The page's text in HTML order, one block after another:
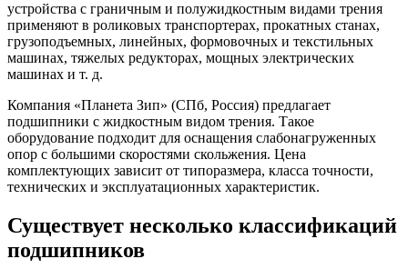
устройства с граничным и полужидкостным видами трения
применяют в роликовых транспортерах, прокатных станах,
грузоподъемных, линейных, формовочных и текстильных
машинах, тяжелых редукторах, мощных электрических
машинах и т. д.
Компания «Планета Зип» (СПб, Россия) предлагает
подшипники с жидкостным видом трения. Такое
оборудование подходит для оснащения слабонагруженных
опор с большими скоростями скольжения. Цена
комплектующих зависит от типоразмера, класса точности,
технических и эксплуатационных характеристик.
Существует несколько классификаций
подшипников